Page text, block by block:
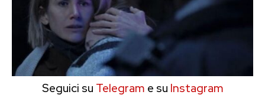
Seguici su Telegram e su Instagram